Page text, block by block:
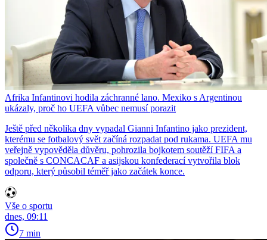
Afrika Infantinovi hodila záchranné lano. Mexiko s Argentinou
ukázaly, proč ho UEFA vůbec nemusí porazit
Ještě před několika dny vypadal Gianni Infantino jako prezident,
kterému se fotbalový svět začíná rozpadat pod rukama. UEFA mu
veřejně vypověděla důvěru, pohrozila bojkotem soutěží FIFA a
společně s CONCACAF a asijskou konfederací vytvořila blok
odporu, který působil téměř jako začátek konce.
Vše o sportu
dnes, 09:11
7 min